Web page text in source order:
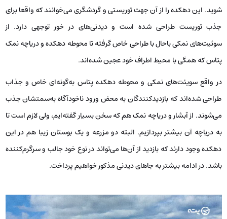
شوید. این دهکده را از آن جهت توریستی و گردشگری می‌خوانند که واقعا برای
جذب توریست طراحی شده است و دیدنی‌های در خور توجهی دارد. از
سوئیت‌های نمکی باحال با طراحی خاص گرفته تا محوطه دهکده و دریاچه نمک
پتاس که همگی با محیط اطراف خود عجین شده‌اند.
در واقع سویئت‌های نمکی و محوطه دهکده پتاس به‌گونه‌ای خاص و جذاب
طراحی شده‌اند که بازدیدکنندگان به محض ورود ناخودآگاه به‌سمتشان جذب
می‌شوند. از آبشار و دریاچه نمک هم که سخن بسیار گفته‌ایم، ولی لازم است تا
به دریاچه آن بیشتر بپردازیم. البته دو مزرعه و یک بوستان زیبا هم در این
دهکده وجود دارند که بازدید از آن‌ها می‌تواند در نوع خود جالب و سرگرم‌کننده
باشد. در ادامه بیشتر به جاهای دیدنی مذکور خواهیم پرداخت.